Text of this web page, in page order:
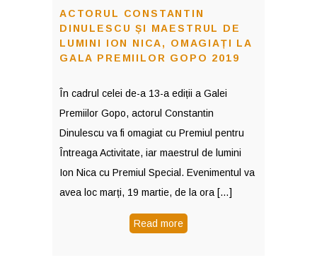
ACTORUL CONSTANTIN
DINULESCU ȘI MAESTRUL DE
LUMINI ION NICA, OMAGIAȚI LA
GALA PREMIILOR GOPO 2019
În cadrul celei de-a 13-a ediții a Galei
Premiilor Gopo, actorul Constantin
Dinulescu va fi omagiat cu Premiul pentru
Întreaga Activitate, iar maestrul de lumini
Ion Nica cu Premiul Special. Evenimentul va
avea loc marți, 19 martie, de la ora […]
Read more